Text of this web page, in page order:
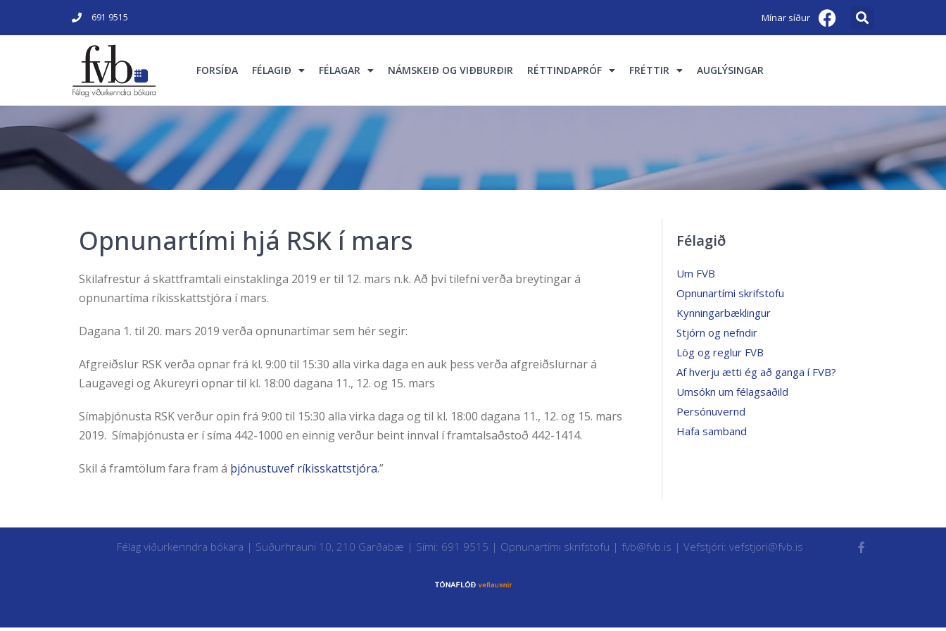
691 9515 Mínar síður
FORSÍÐA FÉLAGIÐ FÉLAGAR NÁMSKEIÐ OG VIÐBURÐIR RÉTTINDAPRÓF FRÉTTIR AUGLÝSINGAR
Opnunartími hjá RSK í mars
Skilafrestur á skattframtali einstaklinga 2019 er til 12. mars n.k. Að því tilefni verða breytingar á
opnunartíma ríkisskattstjóra í mars.
Dagana 1. til 20. mars 2019 verða opnunartímar sem hér segir:
Afgreiðslur RSK verða opnar frá kl. 9:00 til 15:30 alla virka daga en auk þess verða afgreiðslurnar á
Laugavegi og Akureyri opnar til kl. 18:00 dagana 11., 12. og 15. mars
Símaþjónusta RSK verður opin frá 9:00 til 15:30 alla virka daga og til kl. 18:00 dagana 11., 12. og 15. mars
2019. Símaþjónusta er í síma 442-1000 en einnig verður beint innval í framtalsaðstoð 442-1414.
Skil á framtölum fara fram á þjónustuvef ríkisskattstjóra.”
Félagið
Um FVB
Opnunartími skrifstofu
Kynningarbæklingur
Stjórn og nefndir
Lög og reglur FVB
Af hverju ætti ég að ganga í FVB?
Umsókn um félagsaðild
Persónuvernd
Hafa samband
Félag viðurkenndra bókara | Suðurhrauni 10, 210 Garðabæ | Sími: 691 9515 | Opnunartími skrifstofu | fvb@fvb.is | Vefstjóri: vefstjori@fvb.is